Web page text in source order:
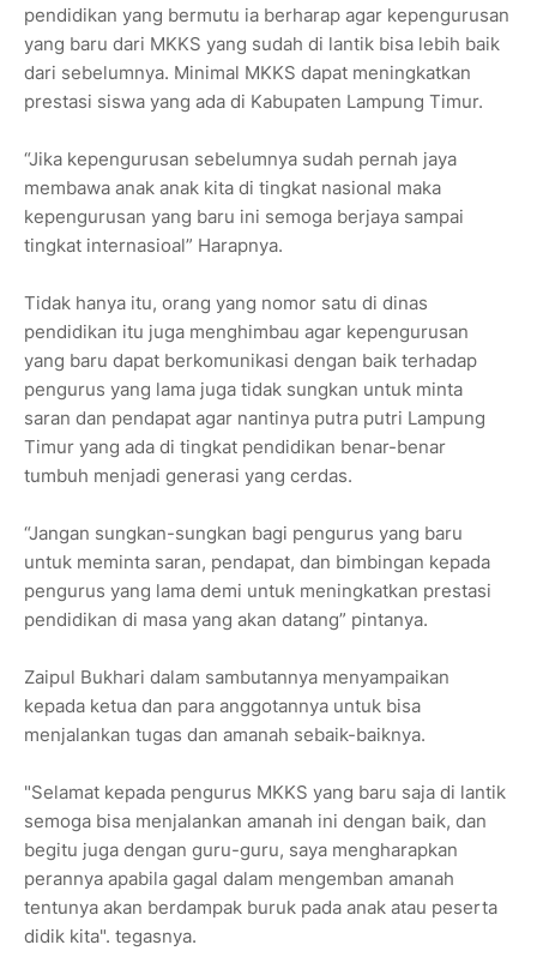
pendidikan yang bermutu ia berharap agar kepengurusan
yang baru dari MKKS yang sudah di lantik bisa lebih baik
dari sebelumnya. Minimal MKKS dapat meningkatkan
prestasi siswa yang ada di Kabupaten Lampung Timur.
“Jika kepengurusan sebelumnya sudah pernah jaya
membawa anak anak kita di tingkat nasional maka
kepengurusan yang baru ini semoga berjaya sampai
tingkat internasioal” Harapnya.
Tidak hanya itu, orang yang nomor satu di dinas
pendidikan itu juga menghimbau agar kepengurusan
yang baru dapat berkomunikasi dengan baik terhadap
pengurus yang lama juga tidak sungkan untuk minta
saran dan pendapat agar nantinya putra putri Lampung
Timur yang ada di tingkat pendidikan benar-benar
tumbuh menjadi generasi yang cerdas.
“Jangan sungkan-sungkan bagi pengurus yang baru
untuk meminta saran, pendapat, dan bimbingan kepada
pengurus yang lama demi untuk meningkatkan prestasi
pendidikan di masa yang akan datang” pintanya.
Zaipul Bukhari dalam sambutannya menyampaikan
kepada ketua dan para anggotannya untuk bisa
menjalankan tugas dan amanah sebaik-baiknya.
"Selamat kepada pengurus MKKS yang baru saja di lantik
semoga bisa menjalankan amanah ini dengan baik, dan
begitu juga dengan guru-guru, saya mengharapkan
perannya apabila gagal dalam mengemban amanah
tentunya akan berdampak buruk pada anak atau peserta
didik kita". tegasnya.